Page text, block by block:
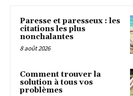
Paresse et paresseux : les
citations les plus
nonchalantes
8 août 2026
Comment trouver la
solution à tous vos
problèmes